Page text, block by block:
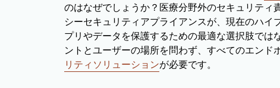
のはなぜでしょうか？医療分野外のセキュリティ
シーセキュリティアプライアンスが、現在のハイ
プリやデータを保護するための最適な選択肢では
ントとユーザーの場所を問わず、すべてのエンド
リティソリューションが必要です。